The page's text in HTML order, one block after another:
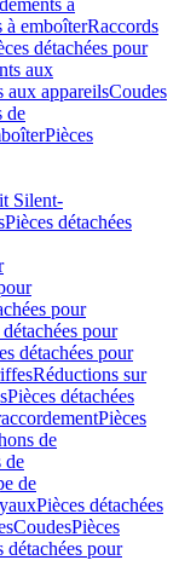
à
à emboîterRaccords
détachées pour
aux
aux appareilsCoudes
de
Pièces
Silent-
Pièces détachées
pour
pour
détachées pour
Réductions sur
Pièces détachées
Pièces
de
de
de
Pièces détachées
CoudesPièces
détachées pour